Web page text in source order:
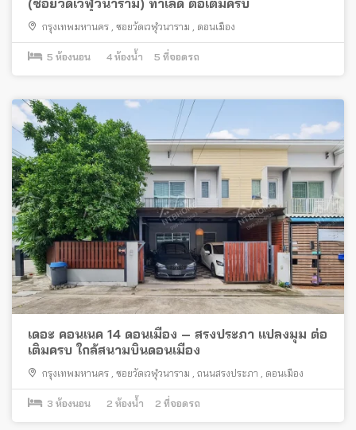
กรุงเทพมหานคร ซอยวัดเวฬุวนาราม ดอนเมือง
5 ห้องนอน 4 ห้องน้ำ 5 ที่จอดรถ
เดอะ คอนเนค 14 ดอนเมือง – สรงประภา แปลงมุม ต่อ
เติมครบ ใกล้สนามบินดอนเมือง
กรุงเทพมหานคร ซอยวัดเวฬุวนาราม ถนนสรงประภา ดอนเมือง
3 ห้องนอน 2 ห้องน้ำ 2 ที่จอดรถ